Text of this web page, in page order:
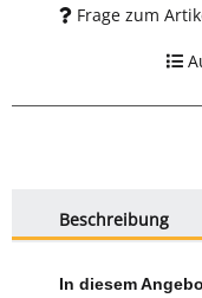
Frage zum
Beschreibung
In diesem